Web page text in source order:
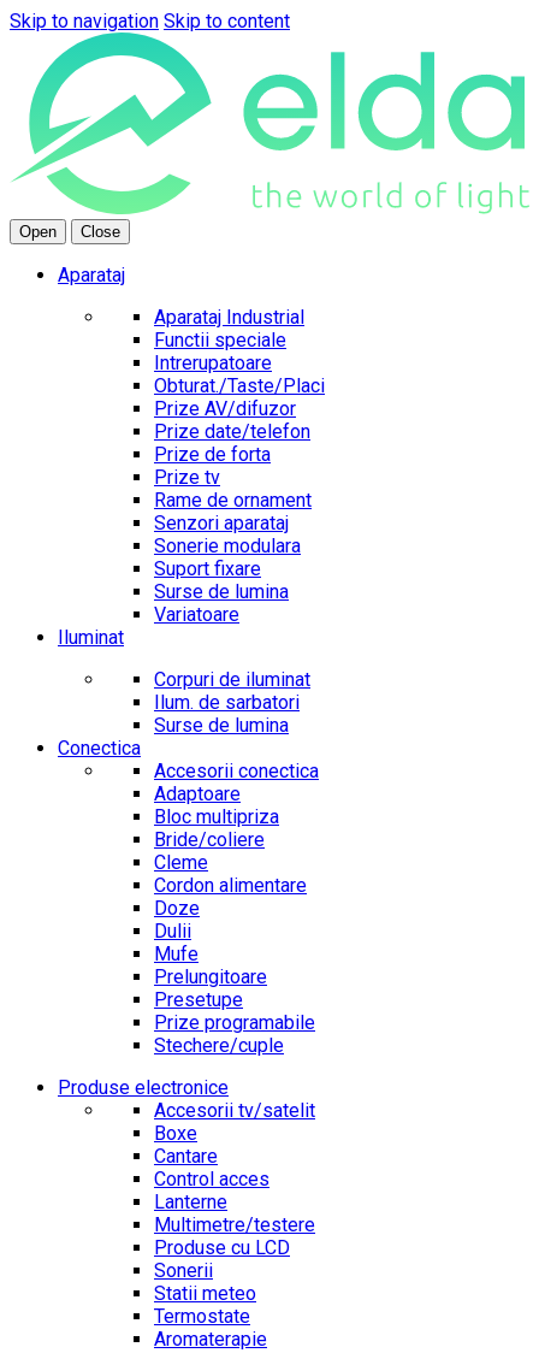
Skip to navigation Skip to content
Open Close
Aparataj
Aparataj Industrial
Functii speciale
Intrerupatoare
Obturat./Taste/Placi
Prize AV/difuzor
Prize date/telefon
Prize de forta
Prize tv
Rame de ornament
Senzori aparataj
Sonerie modulara
Suport fixare
Surse de lumina
Variatoare
Iluminat
Corpuri de iluminat
Ilum. de sarbatori
Surse de lumina
Conectica
Accesorii conectica
Adaptoare
Bloc multipriza
Bride/coliere
Cleme
Cordon alimentare
Doze
Dulii
Mufe
Prelungitoare
Presetupe
Prize programabile
Stechere/cuple
Produse electronice
Accesorii tv/satelit
Boxe
Cantare
Control acces
Lanterne
Multimetre/testere
Produse cu LCD
Sonerii
Statii meteo
Termostate
Aromaterapie